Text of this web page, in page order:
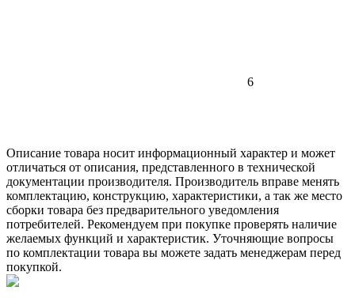
6
Описание товара носит информационный характер и может
отличаться от описания, представленного в технической
документации производителя. Производитель вправе менять
комплектацию, конструкцию, характеристики, а так же место
сборки товара без предварительного уведомления
потребителей. Рекомендуем при покупке проверять наличие
желаемых функций и характеристик. Уточняющие вопросы
по комплектации товара вы можете задать менеджерам перед
покупкой.